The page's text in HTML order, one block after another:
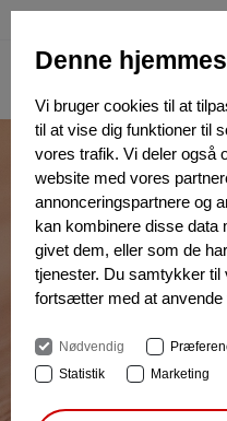
Denne
Vi bruger cookies til at
til at vise dig funktioner til
vores trafik. Vi deler også
website med vores
annonceringspartnere og
kan kombinere disse data
givet dem, eller som de
tjenester. Du samtykker
fortsætter med at
Nødvendig
Statistik
Marketing